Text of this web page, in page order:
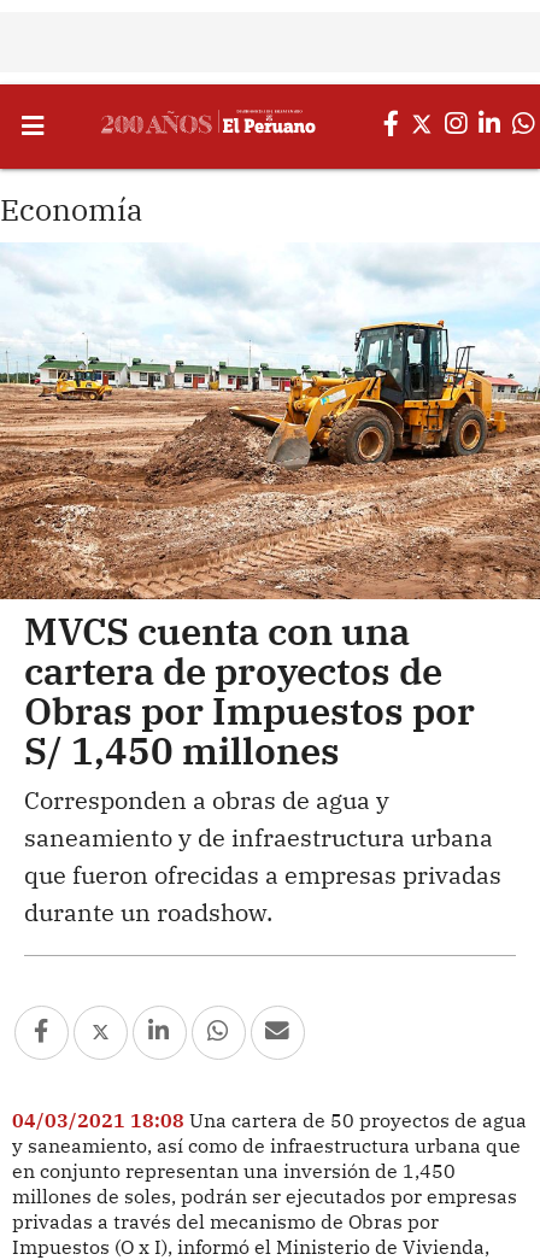
Economía
MVCS cuenta con una
cartera de proyectos de
Obras por Impuestos por
S/ 1,450 millones
Corresponden a obras de agua y
saneamiento y de infraestructura urbana
que fueron ofrecidas a empresas privadas
durante un roadshow.
04/03/2021 18:08 Una cartera de 50 proyectos de agua
y saneamiento, así como de infraestructura urbana que
en conjunto representan una inversión de 1,450
millones de soles, podrán ser ejecutados por empresas
privadas a través del mecanismo de Obras por
Impuestos (O x I), informó el Ministerio de Vivienda,